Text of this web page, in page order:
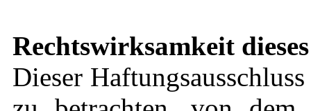
Rechtswirksamkeit
Dieser